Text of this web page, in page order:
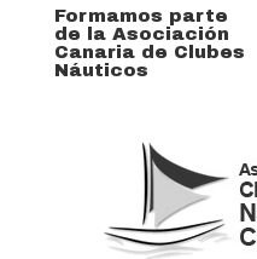
Formamos parte
de la Asociación
Canaria de Clubes
Náuticos